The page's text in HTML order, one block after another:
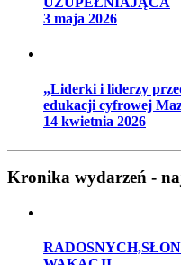
3 maja 2026
„Liderki i liderzy
edukacji cyfrowej
14 kwietnia 2026
Kronika wydarzeń -